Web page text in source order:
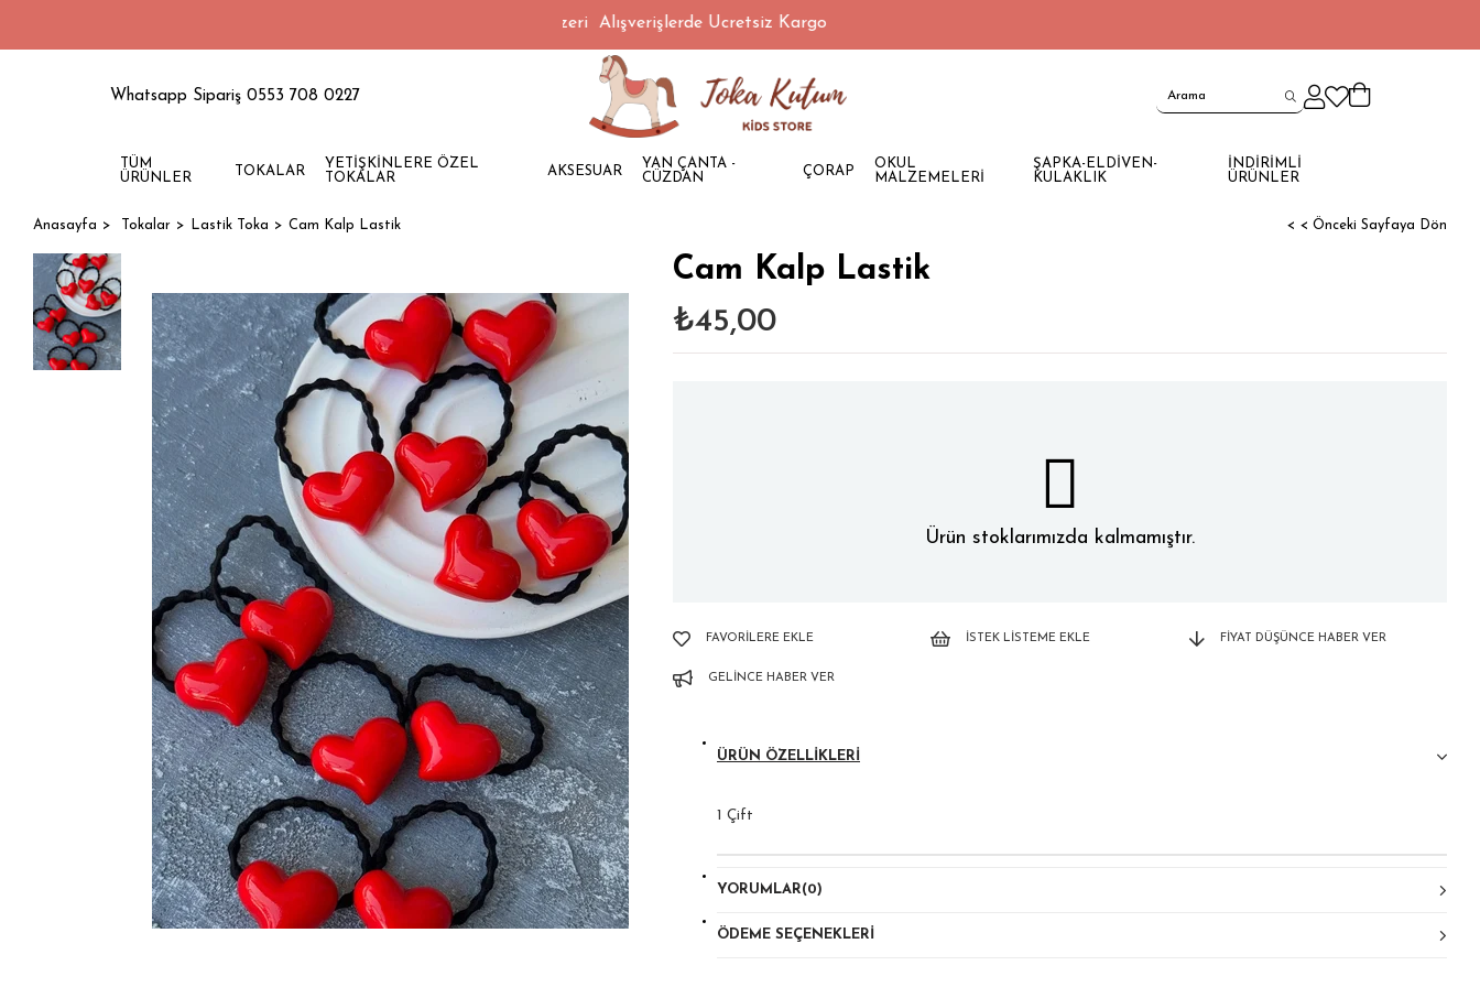
1500 TL Üzeri Alışverişlerde Ücretsiz Kargo
Whatsapp Sipariş 0553 708 0227
TÜM
ÜRÜNLER
TOKALAR
YETİŞKİNLERE ÖZEL
TOKALAR
AKSESUAR
YAN ÇANTA -
CÜZDAN
ÇORAP
OKUL
MALZEMELERİ
ŞAPKA-ELDİVEN-
KULAKLIK
İNDİRİMLİ
ÜRÜNLER
Anasayfa Tokalar Lastik Toka Cam Kalp Lastik < < Önceki Sayfaya Dön
Cam Kalp Lastik
₺45,00
Ürün stoklarımızda kalmamıştır.
FAVORILERE EKLE İSTEK LISTEME EKLE FIYAT DÜŞÜNCE HABER VER
GELINCE HABER VER
ÜRÜN ÖZELLIKLERI
1 Çift
YORUMLAR(0)
ÖDEME SEÇENEKLERI